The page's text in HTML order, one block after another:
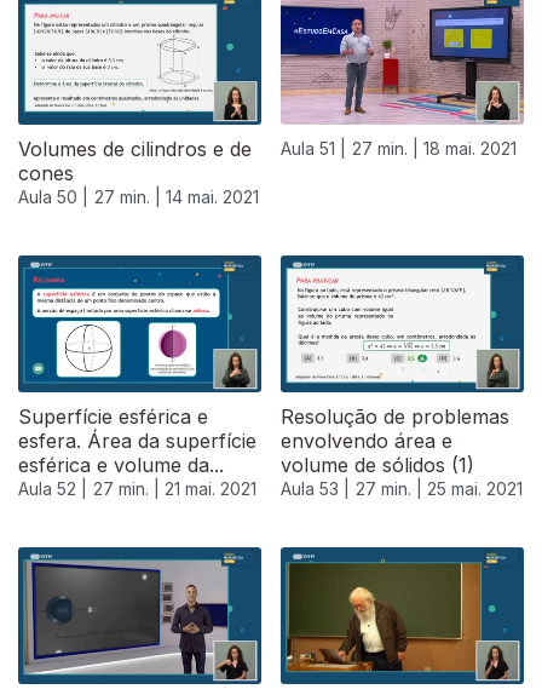
Volumes de cilindros e de
cones
Aula 50 | 27 min. | 14 mai. 2021
Aula 51 | 27 min. | 18 mai. 2021
Superfície esférica e
esfera. Área da superfície
esférica e volume da...
Aula 52 | 27 min. | 21 mai. 2021
Resolução de problemas
envolvendo área e
volume de sólidos (1)
Aula 53 | 27 min. | 25 mai. 2021